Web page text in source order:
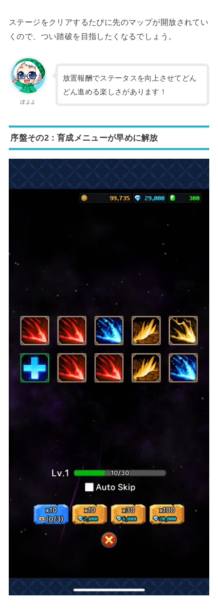
ステージをクリアするたびに先のマップが開放されてい
くので、つい踏破を目指したくなるでしょう。
ぽよよ
放置報酬でステータスを向上させてどん
どん進める楽しさがあります！
序盤その2：育成メニューが早めに解放